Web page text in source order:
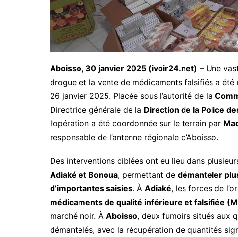
Aboisso, 30 janvier 2025 (ivoir24.net) – Une
drogue et la vente de médicaments falsifiés a été
26 janvier 2025. Placée sous l’autorité de la
Directrice générale de la Direction de la Police
l’opération a été coordonnée sur le terrain par
responsable de l’antenne régionale d’Aboisso.
Des interventions ciblées ont eu lieu dans
Adiaké et Bonoua, permettant de démanteler
d’importantes saisies. À Adiaké, les forces de
médicaments de qualité inférieure et falsifiée
marché noir. À Aboisso, deux fumoirs situés aux
démantelés, avec la récupération de quantités